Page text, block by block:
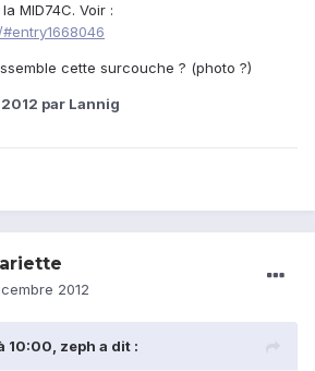
MID74C. Voir :
cette surcouche ? (photo ?)
par Lannig
2012
10:00, zeph a dit :